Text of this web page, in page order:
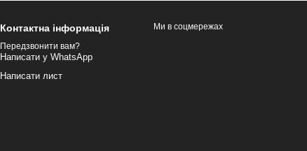
Контактна інформація
Передзвонити вам?
Написати у WhatsApp
Написати лист
Ми в соцмережах